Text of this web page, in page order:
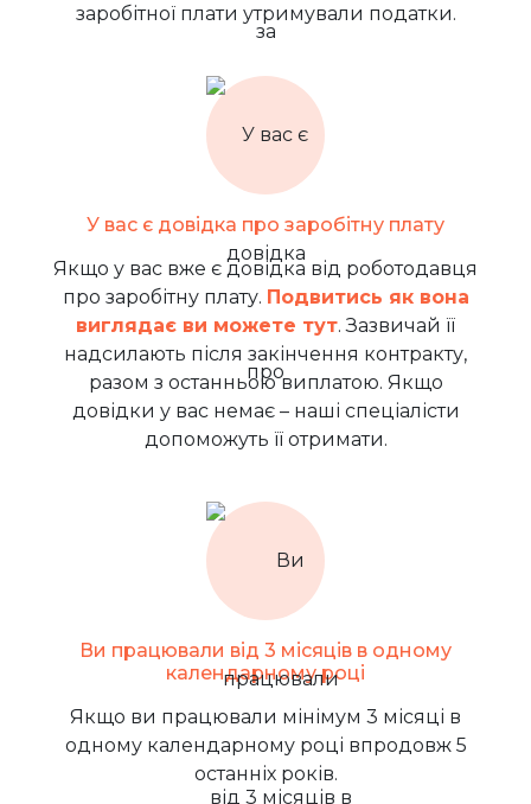
заробітної плати утримували податки.
У вас є довідка про заробітну плату
Якщо у вас вже є довідка від роботодавця
про заробітну плату. Подвитись як вона
виглядає ви можете тут. Зазвичай її
надсилають після закінчення контракту,
разом з останньою виплатою. Якщо
довідки у вас немає – наші спеціалісти
допоможуть її отримати.
Ви працювали від 3 місяців в одному
календарному році
Якщо ви працювали мінімум 3 місяці в
одному календарному році впродовж 5
останніх років.